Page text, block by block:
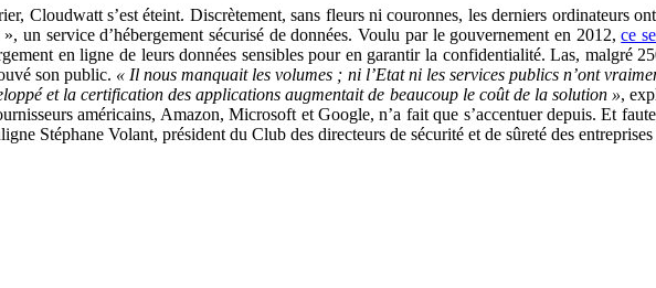
Cloudwatt s’est éteint. Discrètement, sans fleurs ni couronnes, les derniers ordinateurs
un service d’hébergement sécurisé de données. Voulu par le gouvernement en 2012,ce
en ligne de leurs données sensibles pour en garantir la confidentialité. Las, malgré
son public. « Il nous manquait les volumes ; ni l’Etat ni les services publics n’ont
et la certification des applications augmentait de beaucoup le coût de la solution »,
américains, Amazon, Microsoft et Google, n’a fait que s’accentuer depuis. Et
Stéphane Volant, président du Club des directeurs de sécurité et de sûreté des